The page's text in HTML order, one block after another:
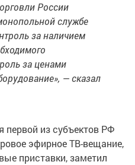
России
службе
за наличием
за ценами
— сказал
первой из субъектов РФ
эфирное ТВ-вещание,
приставки, заметил